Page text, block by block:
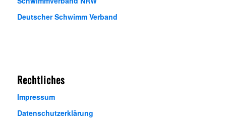
Deutscher Schwimm Verband
Rechtliches
Impressum
Datenschutzerklärung